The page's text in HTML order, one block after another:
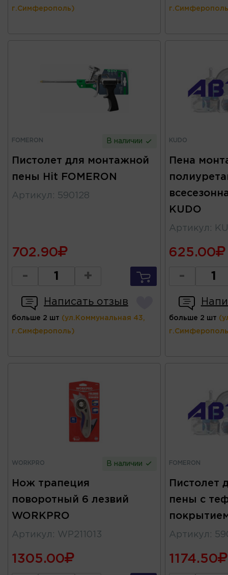
г.Симферополь)
FOMERON В наличии
Пистолет для монтажной
пены Hit FOMERON
Артикул : 590128
702.90
- +
Написать отзыв
больше 2 шт (ул.Коммунальная 43,
г.Симферополь)
KUDO
Пена
KUDO
Артикул :
625.00
-
больше 2 шт
WORKPRO В наличии
Нож трапеция
поворотный 6 лезвий
WORKPRO
Артикул : WP211013
1305.00
FOMERON
Пистолет
пены с
Артикул :
1174.50